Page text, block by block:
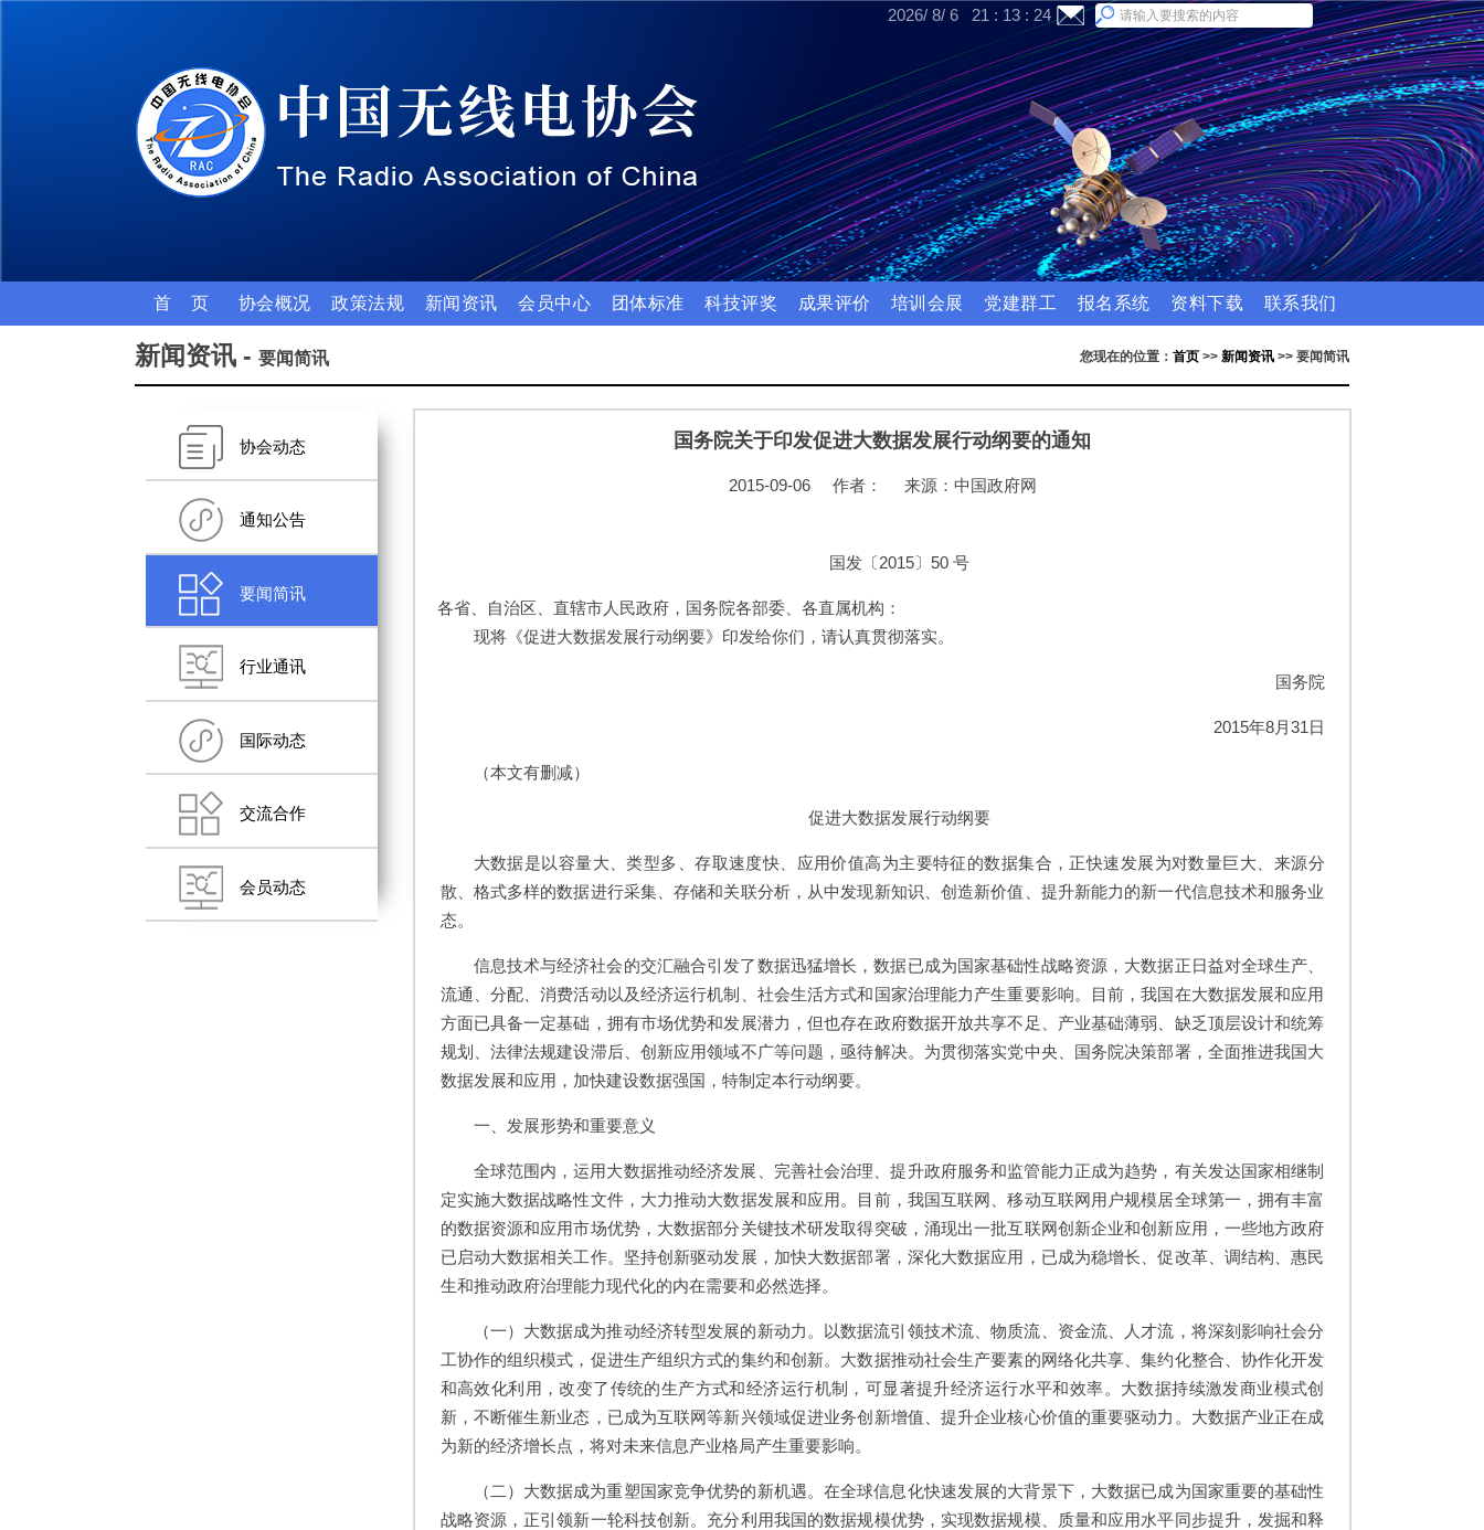
2026/ 8/ 6 21 : 13 : 25
首 页 协会概况 政策法规 新闻资讯 会员中心 团体标准 科技评奖 成果评价 培训会展 党建群工 报名系统 资料下载 联系我们
新闻资讯 - 要闻简讯 您现在的位置： 首页 >> 新闻资讯 >> 要闻简讯
协会动态
通知公告
要闻简讯
行业通讯
国际动态
交流合作
会员动态
国务院关于印发促进大数据发展行动纲要的通知
2015-09-06 作者： 来源：中国政府网
国发〔2015〕50 号
各省、自治区、直辖市人民政府，国务院各部委、各直属机构：
现将《促进大数据发展行动纲要》印发给你们，请认真贯彻落实。
国务院
2015年8月31日
（本文有删减）
促进大数据发展行动纲要
大数据是以容量大、类型多、存取速度快、应用价值高为主要特征的数据集合，正快速发展为对数量巨大、来源分
散、格式多样的数据进行采集、存储和关联分析，从中发现新知识、创造新价值、提升新能力的新一代信息技术和服务业
态。
信息技术与经济社会的交汇融合引发了数据迅猛增长，数据已成为国家基础性战略资源，大数据正日益对全球生产、
流通、分配、消费活动以及经济运行机制、社会生活方式和国家治理能力产生重要影响。目前，我国在大数据发展和应用
方面已具备一定基础，拥有市场优势和发展潜力，但也存在政府数据开放共享不足、产业基础薄弱、缺乏顶层设计和统筹
规划、法律法规建设滞后、创新应用领域不广等问题，亟待解决。为贯彻落实党中央、国务院决策部署，全面推进我国大
数据发展和应用，加快建设数据强国，特制定本行动纲要。
一、发展形势和重要意义
全球范围内，运用大数据推动经济发展、完善社会治理、提升政府服务和监管能力正成为趋势，有关发达国家相继制
定实施大数据战略性文件，大力推动大数据发展和应用。目前，我国互联网、移动互联网用户规模居全球第一，拥有丰富
的数据资源和应用市场优势，大数据部分关键技术研发取得突破，涌现出一批互联网创新企业和创新应用，一些地方政府
已启动大数据相关工作。坚持创新驱动发展，加快大数据部署，深化大数据应用，已成为稳增长、促改革、调结构、惠民
生和推动政府治理能力现代化的内在需要和必然选择。
（一）大数据成为推动经济转型发展的新动力。以数据流引领技术流、物质流、资金流、人才流，将深刻影响社会分
工协作的组织模式，促进生产组织方式的集约和创新。大数据推动社会生产要素的网络化共享、集约化整合、协作化开发
和高效化利用，改变了传统的生产方式和经济运行机制，可显著提升经济运行水平和效率。大数据持续激发商业模式创
新，不断催生新业态，已成为互联网等新兴领域促进业务创新增值、提升企业核心价值的重要驱动力。大数据产业正在成
为新的经济增长点，将对未来信息产业格局产生重要影响。
（二）大数据成为重塑国家竞争优势的新机遇。在全球信息化快速发展的大背景下，大数据已成为国家重要的基础性
战略资源，正引领新一轮科技创新。充分利用我国的数据规模优势，实现数据规模、质量和应用水平同步提升，发掘和释